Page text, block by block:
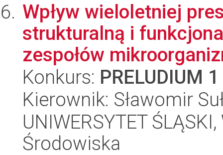
Wpływ wieloletniej
strukturalną i
zespołów
Konkurs: PRELUDIUM 1
Kierownik: Sławomir
UNIWERSYTET
Środowiska